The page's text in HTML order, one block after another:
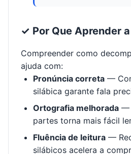
✓ Por Que Aprender
Compreender como
ajuda com:
Pronúncia correta —
silábica garante fala
Ortografia melhorada —
partes torna mais fácil
Fluência de leitura —
silábicos acelera a